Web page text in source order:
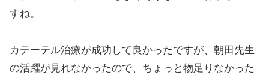
すね。
カテーテル治療が成功して良かったですが、朝田先生
の活躍が見れなかったので、ちょっと物足りなかった